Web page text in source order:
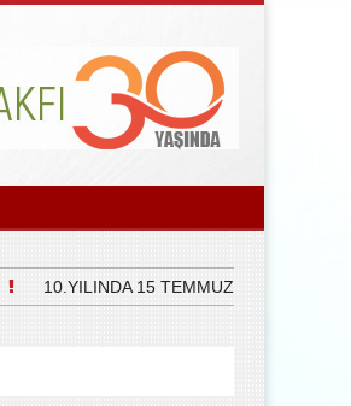
10.YILINDA 15 TEMMUZ DEMOKRASİ VE